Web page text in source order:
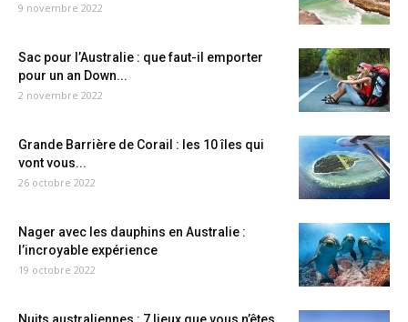
9 novembre 2022
Sac pour l’Australie : que faut-il emporter
pour un an Down...
2 novembre 2022
Grande Barrière de Corail : les 10 îles qui
vont vous...
26 octobre 2022
Nager avec les dauphins en Australie :
l’incroyable expérience
19 octobre 2022